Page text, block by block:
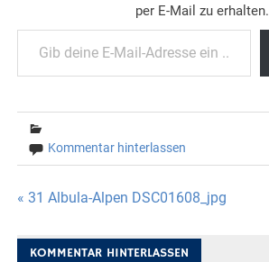
per E-Mail zu erhalten.
Gib deine E-Mail-Adresse ein ...
Kommentar hinterlassen
Beitragsnavigation
« 31 Albula-Alpen DSC01608_jpg
KOMMENTAR HINTERLASSEN